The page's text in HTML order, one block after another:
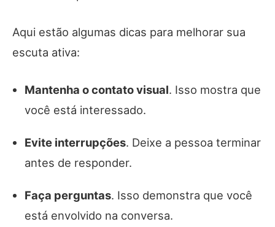
Aqui estão algumas dicas para melhorar sua
escuta ativa:
Mantenha o contato visual. Isso mostra que
você está interessado.
Evite interrupções. Deixe a pessoa terminar
antes de responder.
Faça perguntas. Isso demonstra que você
está envolvido na conversa.